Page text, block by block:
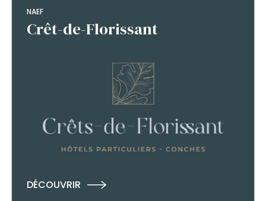
NAEF
Crêt-de-Florissant
DÉCOUVRIR